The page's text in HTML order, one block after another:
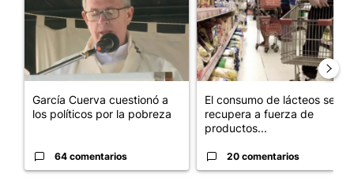
García Cuerva cuestionó a
los políticos por la pobreza
64 comentarios
El consumo de lácteos se
recupera a fuerza de
productos...
20 comentarios